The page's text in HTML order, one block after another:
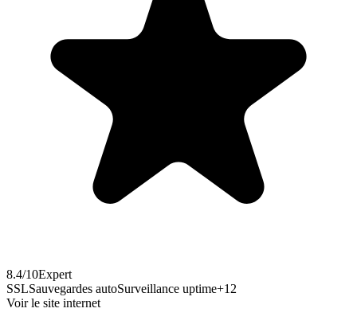
8.4/10Expert
SSLSauvegardes autoSurveillance uptime+12
Voir le site internet